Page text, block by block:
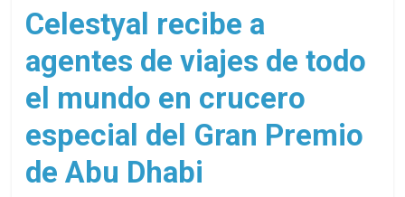
de
cruceros
en
un
solo
Celestyal recibe a
agentes de viajes de todo
el mundo en crucero
especial del Gran Premio
de Abu Dhabi